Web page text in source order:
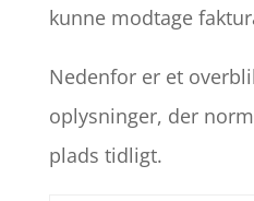
kunne modtage
Nedenfor er et
oplysninger, der
plads tidligt.